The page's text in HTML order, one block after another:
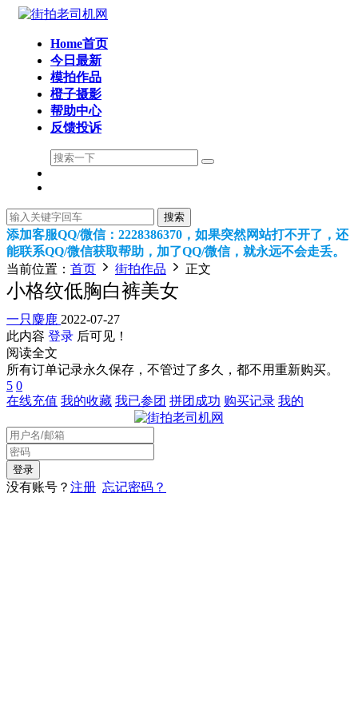
Home首页
今日最新
模拍作品
橙子摄影
帮助中心
反馈投诉
搜索
添加客服QQ/微信：2228386370，如果突然网站打不开了，还
能联系QQ/微信获取帮助，加了QQ/微信，就永远不会走丢。
当前位置： 首页 街拍作品 正文
小格纹低胸白裤美女
一只麋鹿 2022-07-27
此内容 登录 后可见！
阅读全文
所有订单记录永久保存，不管过了多久，都不用重新购买。
5 0
在线充值 我的收藏 我已参团 拼团成功 购买记录 我的
没有账号？ 注册 忘记密码？